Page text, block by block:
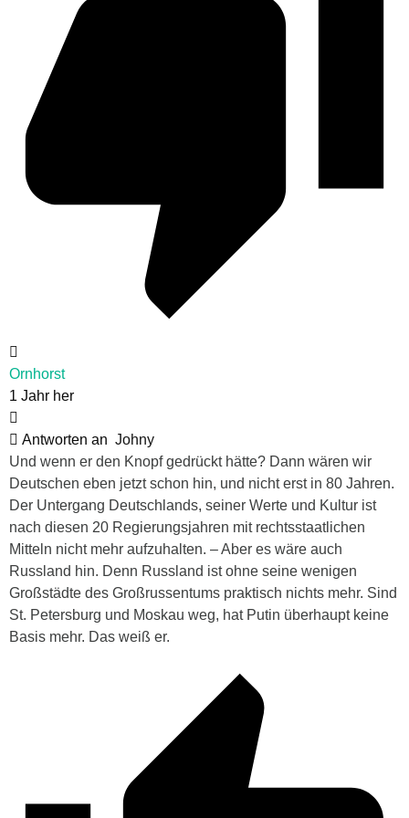
Ornhorst
1 Jahr her
Antworten an Johny
Und wenn er den Knopf gedrückt hätte? Dann wären wir
Deutschen eben jetzt schon hin, und nicht erst in 80 Jahren.
Der Untergang Deutschlands, seiner Werte und Kultur ist
nach diesen 20 Regierungsjahren mit rechtsstaatlichen
Mitteln nicht mehr aufzuhalten. – Aber es wäre auch
Russland hin. Denn Russland ist ohne seine wenigen
Großstädte des Großrussentums praktisch nichts mehr. Sind
St. Petersburg und Moskau weg, hat Putin überhaupt keine
Basis mehr. Das weiß er.